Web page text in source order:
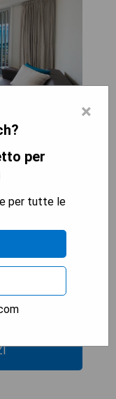
mare
nella zona
aree comuni
×
per
per tutte le